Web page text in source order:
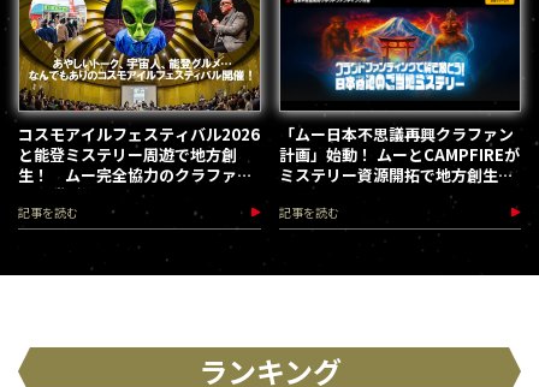
コスモアイルフェスティバル2026
と能登ミステリー周遊で地方創
生！ ムー完全協力のクラファン
第３弾が始動
記事を読む
「ムー日本不思議再興クラファン
計画」始動！ ムーとCAMPFIREが
ミステリー資源開拓で地方創生を
加速します
記事を読む
ランキング